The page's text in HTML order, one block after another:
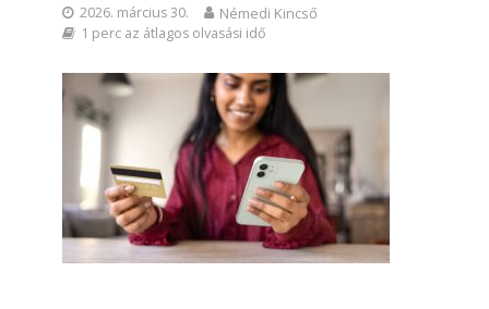
2026. március 30. Némedi Kincső
1 perc az átlagos olvasási idő